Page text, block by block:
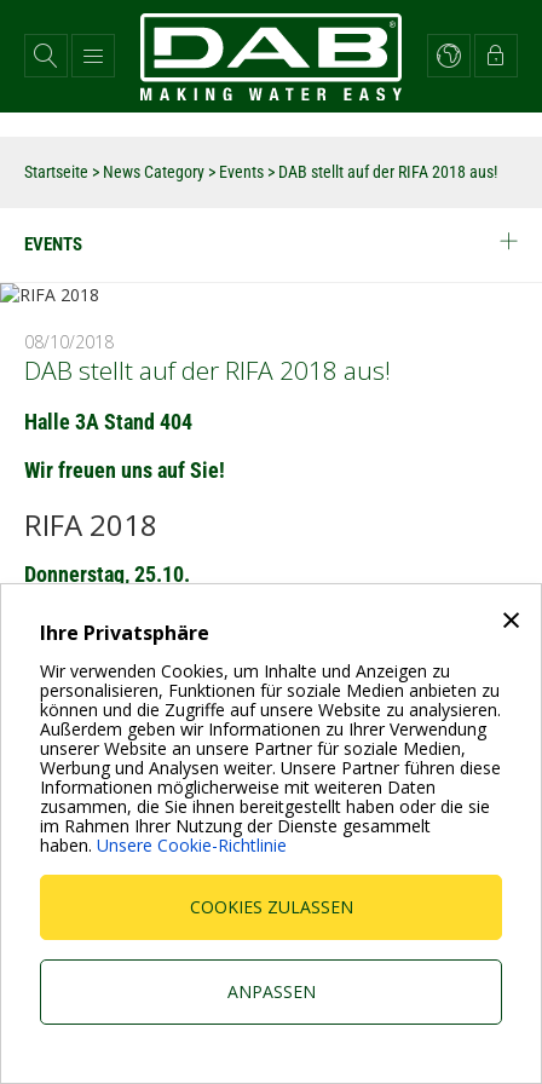
×
Ihre Privatsphäre
Wir verwenden Cookies, um Inhalte und Anzeigen zu
personalisieren, Funktionen für soziale Medien anbieten zu
können und die Zugriffe auf unsere Website zu analysieren.
Außerdem geben wir Informationen zu Ihrer Verwendung
unserer Website an unsere Partner für soziale Medien,
Werbung und Analysen weiter. Unsere Partner führen diese
Informationen möglicherweise mit weiteren Daten
zusammen, die Sie ihnen bereitgestellt haben oder die sie
im Rahmen Ihrer Nutzung der Dienste gesammelt
haben. Unsere Cookie-Richtlinie
COOKIES ZULASSEN
ANPASSEN
zum
Inhalt
Startseite > News Category > Events > DAB stellt auf der RIFA 2018 aus!
EVENTS
08/10/2018
DAB stellt auf der RIFA 2018 aus!
Halle 3A Stand 404
Wir freuen uns auf Sie!
RIFA 2018
Donnerstag, 25.10.
Freitag, 26.10.
NürnbergMesse
BACK
Dab Pumps Spa © Via Marco Polo, 14 Mestrino Padova -
P.I. 03675230282 - R.E.A. Padova N. 328200- Cap. Soc.